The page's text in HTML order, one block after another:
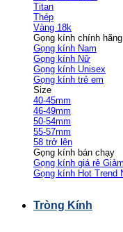
Titan
Thép
Vàng 18k
Gọng kính chính hãng
Gọng kính Nam
Gọng kính Nữ
Gọng kính Unisex
Gọng kính trẻ em
Size
40-45mm
46-49mm
50-54mm
55-57mm
58 trở lên
Gọng kính bán chạy
Gọng kính giá rẻ
Gọng kính Hot Trend
Tròng Kính